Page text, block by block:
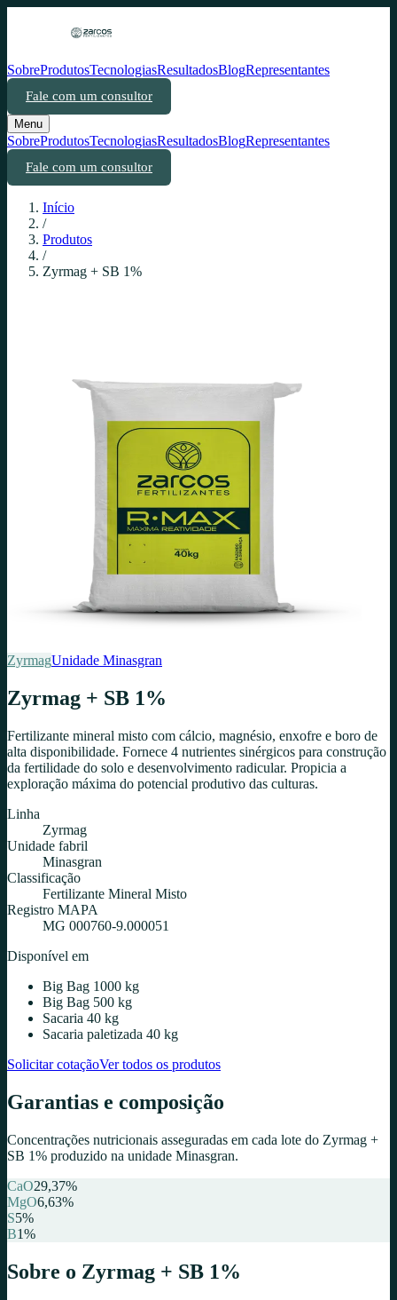
SobreProdutosTecnologiasResultadosBlogRepresentantes
Fale com um consultor
Menu
SobreProdutosTecnologiasResultadosBlogRepresentantes
Fale com um consultor
Início
/
Produtos
/
Zyrmag + SB 1%
ZyrmagUnidade Minasgran
Zyrmag + SB 1%
Fertilizante mineral misto com cálcio, magnésio, enxofre e boro de
alta disponibilidade. Fornece 4 nutrientes sinérgicos para construção
da fertilidade do solo e desenvolvimento radicular. Propicia a
exploração máxima do potencial produtivo das culturas.
Linha
Zyrmag
Unidade fabril
Minasgran
Classificação
Fertilizante Mineral Misto
Registro MAPA
MG 000760-9.000051
Disponível em
Big Bag 1000 kg
Big Bag 500 kg
Sacaria 40 kg
Sacaria paletizada 40 kg
Solicitar cotaçãoVer todos os produtos
Garantias e composição
Concentrações nutricionais asseguradas em cada lote do Zyrmag +
SB 1% produzido na unidade Minasgran.
CaO29,37%
MgO6,63%
S5%
B1%
Sobre o Zyrmag + SB 1%